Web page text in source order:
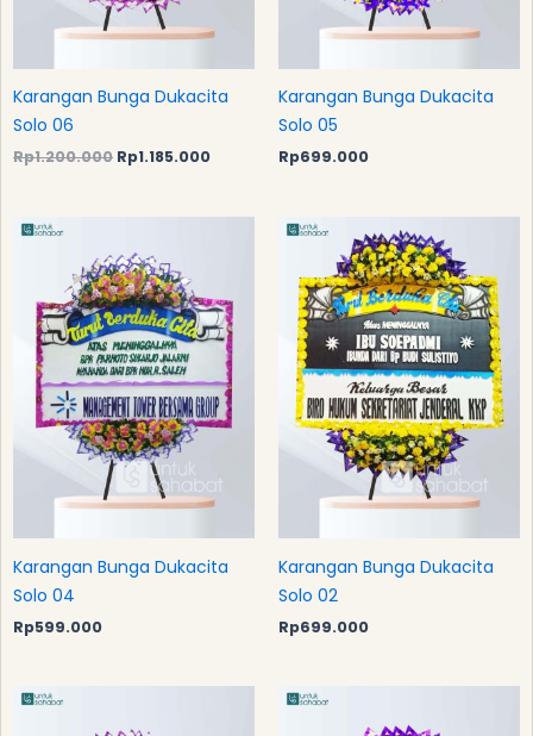
Karangan Bunga Dukacita
Solo 06
Rp1.200.000 Rp1.185.000
Karangan Bunga Dukacita
Solo 05
Rp699.000
Karangan Bunga Dukacita
Solo 04
Rp599.000
Karangan Bunga Dukacita
Solo 02
Rp699.000